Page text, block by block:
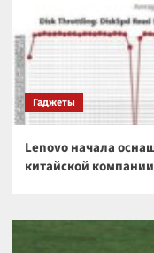
Гаджеты
Lenovo начала
китайской компании